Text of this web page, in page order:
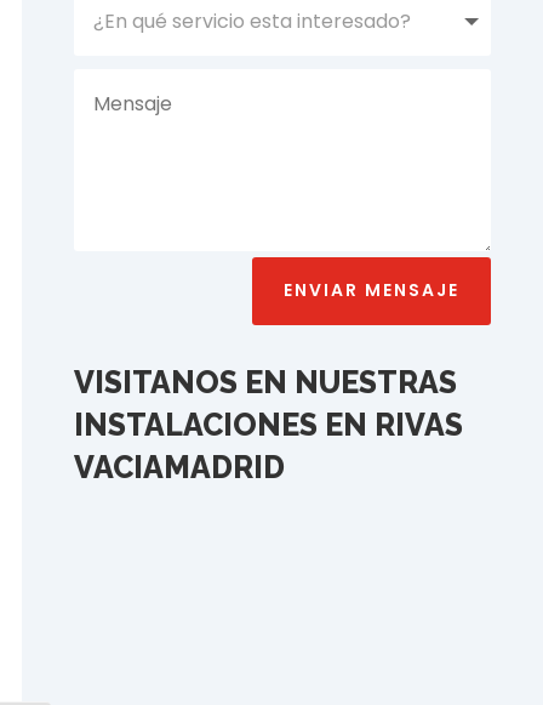
ENVIAR MENSAJE
VISITANOS EN NUESTRAS
INSTALACIONES EN RIVAS
VACIAMADRID